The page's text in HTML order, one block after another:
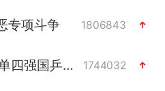
专项斗争 1806843
WTT横滨冠军赛女单四强国乒占三席 1744032